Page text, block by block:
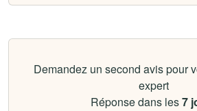
Demandez un second avis pour
expert
Réponse dans les7